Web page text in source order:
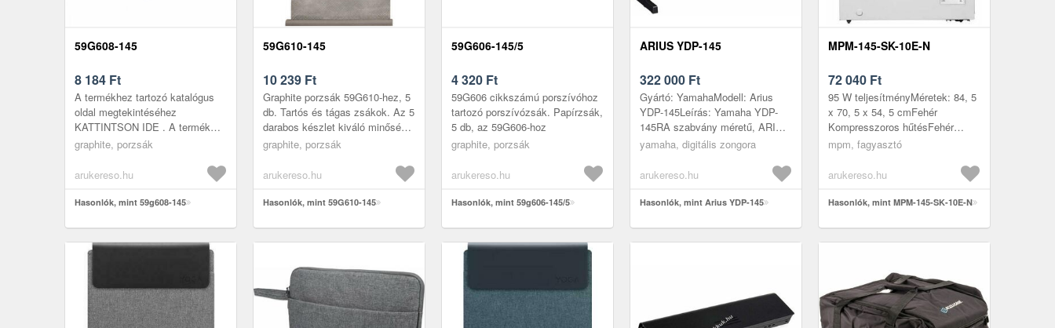
59G608-145
8 184 Ft
A termékhez tartozó katalógus
oldal megtekintéséhez
KATTINTSON IDE . A termék
adatai a grupatopex. com oldalon
Microfiber ...
graphite, porzsák
arukereso.hu
Hasonlók, mint 59g608-145
59G610-145
10 239 Ft
Graphite porzsák 59G610-hez, 5
db. Tartós és tágas zsákok. Az 5
darabos készlet kiváló minőségű
mikroszálas anyagból készült. A
graphite, porzsák
arukereso.hu
Hasonlók, mint 59G610-145
59G606-145/5
4 320 Ft
59G606 cikkszámú porszívóhoz
tartozó porszívózsák. Papírzsák,
5 db, az 59G606-hoz
graphite, porzsák
arukereso.hu
Hasonlók, mint 59g606-145/5
ARIUS YDP-145
322 000 Ft
Gyártó: YamahaModell: Arius
YDP-145Leírás: Yamaha YDP-
145RA szabvány méretű, ARIUS
digitális zongora 88 súlyozott
Yamah...
yamaha, digitális zongora
arukereso.hu
Hasonlók, mint Arius YDP-145
MPM-145-SK-10E-N
72 040 Ft
95 W teljesítményMéretek: 84, 5
x 70, 5 x 54, 5 cmFehér
Kompresszoros hűtésFehér
színűFagyasztási kapacitás: 7
-18°CF...
mpm, fagyasztó
arukereso.hu
Hasonlók, mint MPM-145-SK-10E-N